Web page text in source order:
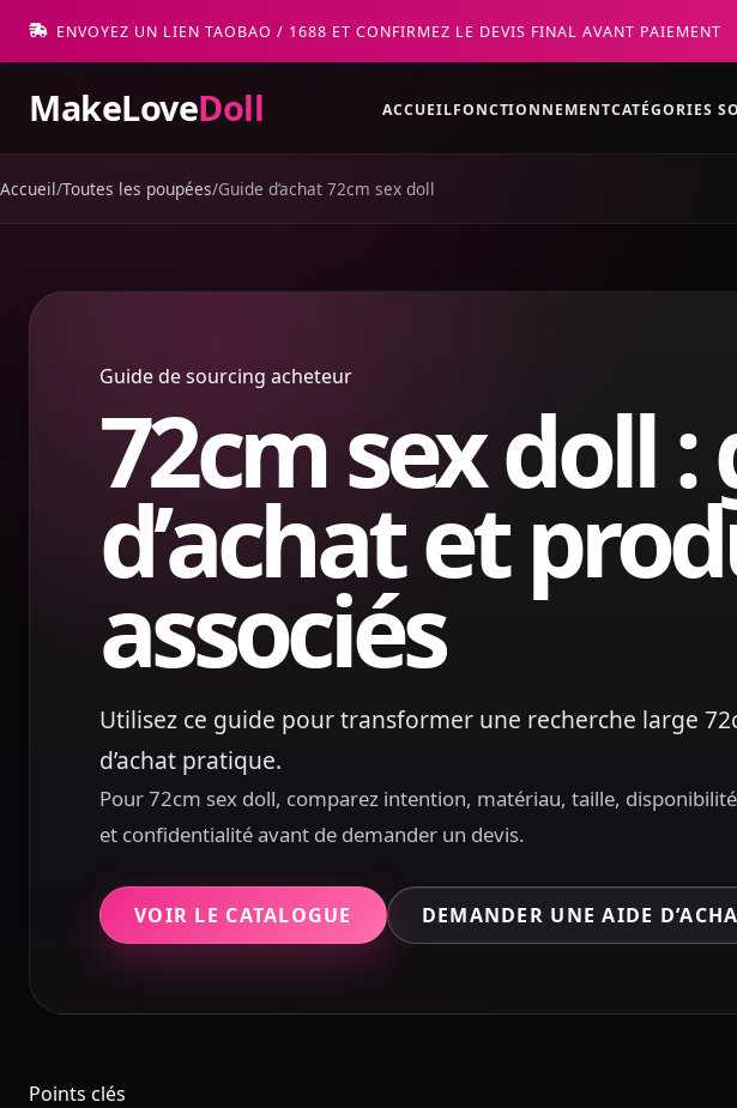
ENVOYEZ UN LIEN TAOBAO / 1688 ET CONFIRMEZ LE DEVIS FINAL AVANT PAIEMENT
MakeLoveDoll ACCUEILFONCTIONNEMENTCATÉGORIES
Accueil/Toutes les poupées/Guide d’achat 72cm sex doll
Guide de sourcing acheteur
72cm sex doll
d’achat et
associés
Utilisez ce guide pour transformer une recherche large
d’achat pratique.
Pour 72cm sex doll, comparez intention, matériau, taille,
et confidentialité avant de demander un devis.
VOIR LE CATALOGUE DEMANDER UNE AIDE
Points clés